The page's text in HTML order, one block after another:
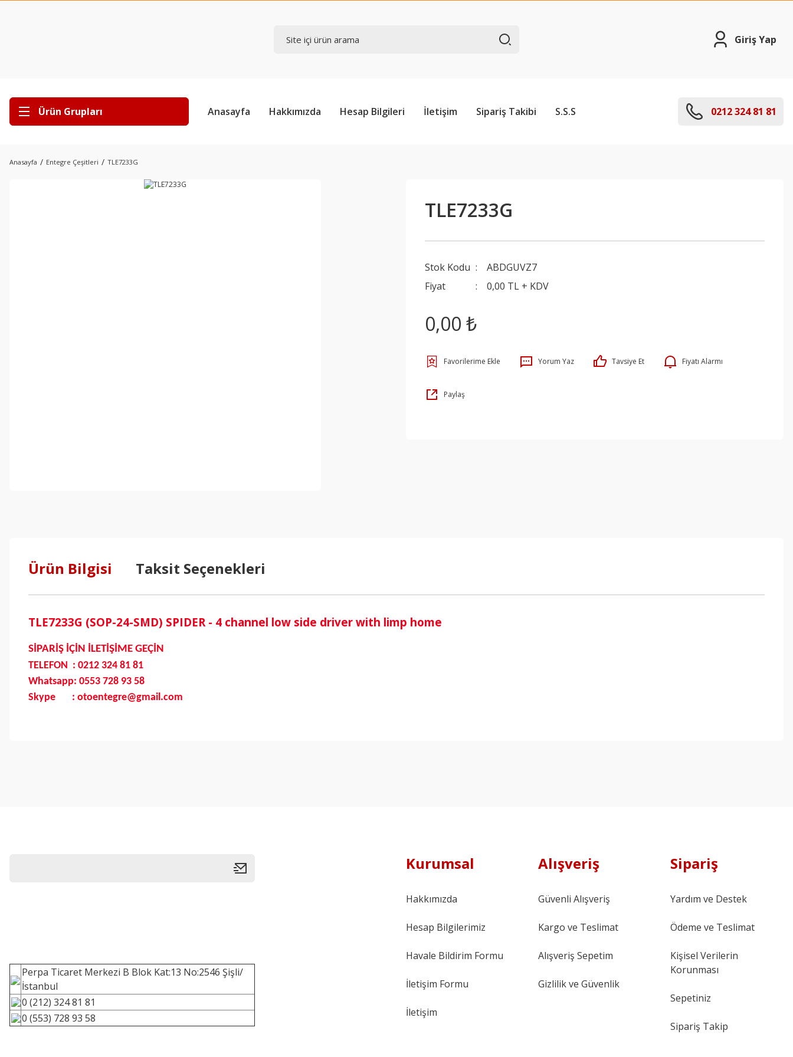
Giriş Yap
Ürün Grupları Anasayfa Hakkımızda Hesap Bilgileri İletişim Sipariş Takibi S.S.S 0212 324 81 81
Anasayfa Entegre Çeşitleri TLE7233G
TLE7233G
Stok Kodu
ABDGUVZ7
Fiyat
0,00 TL + KDV
0,00 ₺
Yorum Yaz Tavsiye Et Fiyatı Alarmı
Paylaş
Ürün Bilgisi Taksit Seçenekleri
TLE7233G (SOP-24-SMD) SPIDER - 4 channel low side driver with limp home
SİPARİŞ İÇİN İLETİŞİME GEÇİN
TELEFON : 0212 324 81 81
Whatsapp: 0553 728 93 58
Skype : otoentegre@gmail.com
Perpa Ticaret Merkezi B Blok Kat:13 No:2546 Şişli/
İstanbul
0 (212) 324 81 81
0 (553) 728 93 58
Kurumsal
Hakkımızda
Hesap Bilgilerimiz
Havale Bildirim Formu
İletişim Formu
İletişim
Alışveriş
Güvenli Alışveriş
Kargo ve Teslimat
Alışveriş Sepetim
Gizlilik ve Güvenlik
Sipariş
Yardım ve Destek
Ödeme ve Teslimat
Kişisel Verilerin
Korunması
Sepetiniz
Sipariş Takip